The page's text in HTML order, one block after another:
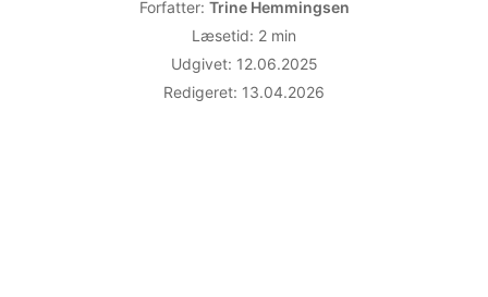
Forfatter: Trine Hemmingsen
Læsetid: 2 min
Udgivet: 12.06.2025
Redigeret: 13.04.2026